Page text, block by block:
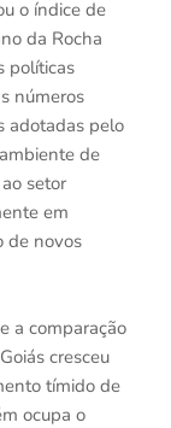
o índice de
da Rocha
políticas
números
adotadas pelo
de
setor
em
de novos
a comparação
cresceu
tímido de
ocupa o